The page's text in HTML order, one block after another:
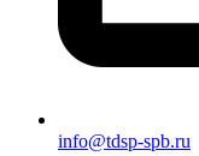
info@tdsp-spb.ru